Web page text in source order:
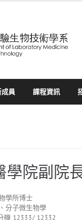
員 課程資訊
學院副院
學所博士
分子微生物學
機 12333/ 12332